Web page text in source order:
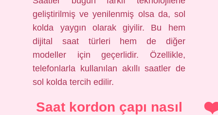
geliştirilmiş ve yenilenmiş olsa da, sol
kolda yaygın olarak giyilir. Bu hem
dijital saat türleri hem de diğer
modeller için geçerlidir. Özellikle,
telefonlarla kullanılan akıllı saatler de
sol kolda tercih edilir.
Saat kordon çapı nasıl